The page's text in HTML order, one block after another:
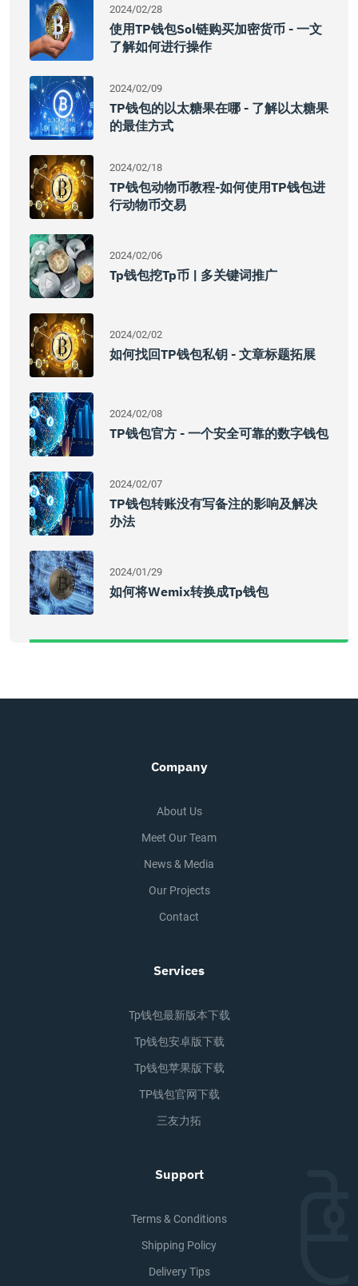
2024/02/28
使用TP钱包Sol链购买加密货币 - 一文
了解如何进行操作
2024/02/09
TP钱包的以太糖果在哪 - 了解以太糖果
的最佳方式
2024/02/18
TP钱包动物币教程-如何使用TP钱包进
行动物币交易
2024/02/06
Tp钱包挖tp币 | 多关键词推广
2024/02/02
如何找回TP钱包私钥 - 文章标题拓展
2024/02/08
TP钱包官方 - 一个安全可靠的数字钱包
2024/02/07
TP钱包转账没有写备注的影响及解决
办法
2024/01/29
如何将wemix转换成tp钱包
Company
About Us
Meet Our Team
News & Media
Our Projects
Contact
Services
Tp钱包最新版本下载
Tp钱包安卓版下载
Tp钱包苹果版下载
TP钱包官网下载
三友力拓
Support
Terms & Conditions
Shipping Policy
Delivery Tips